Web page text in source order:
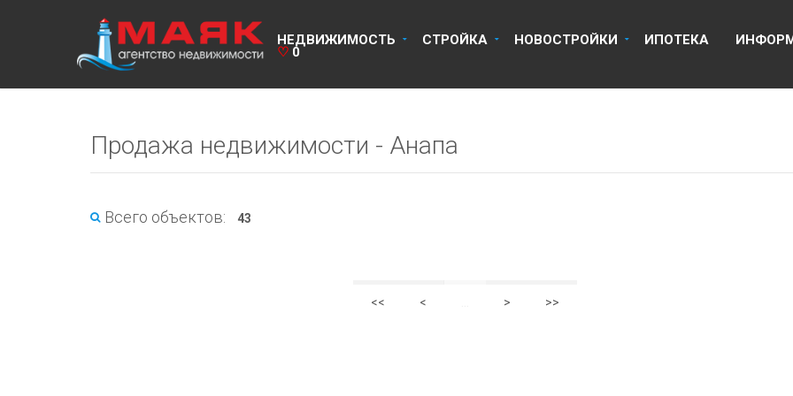
НЕДВИЖИМОСТЬ СТРОЙКА НОВОСТРОЙКИ ИПОТЕКА
♡ 0
8 918 670 14 14 8 800
Продажа недвижимости - Анапа
Всего объектов: 43
<< < > >>